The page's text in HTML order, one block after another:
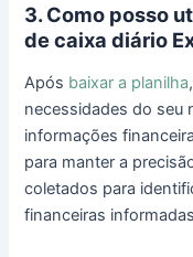
3. Como posso
de caixa diário
Após baixar a planilha
necessidades do seu
informações
para manter a
coletados para
financeiras